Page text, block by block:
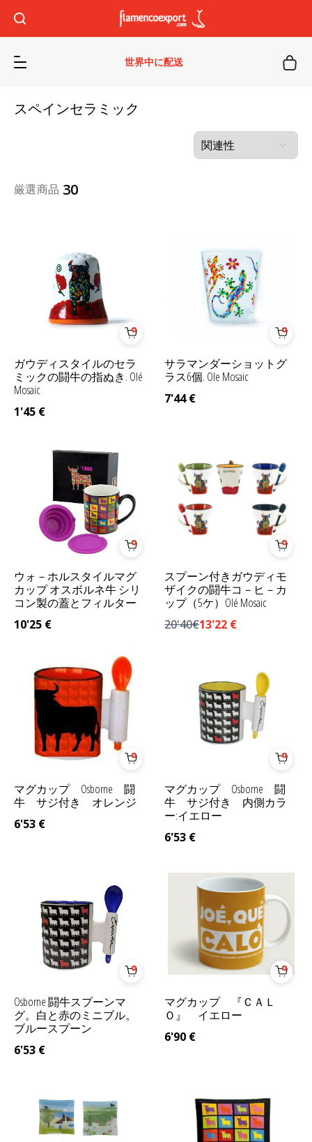
世界中に配送
スペインセラミック
厳選商品 30
ガウディスタイルのセラ
ミックの闘牛の指ぬき. Olé
Mosaic
1'45 €
サラマンダーショットグ
ラス6個. Ole Mosaic
7'44€
ウォ－ホルスタイルマグ
カップ オスボルネ牛 シリ
コン製の蓋とフィルター
10'25 €
スプーン付きガウディモ
ザイクの闘牛コ－ヒ－カ
ップ（5ケ）Olé Mosaic
20'40€13'22 €
マグカップ Osborne 闘
牛 サジ付き オレンジ
6'53 €
マグカップ Osborne 闘
牛 サジ付き 内側カラ
ー:イエロー
6'53 €
Osborne 闘牛スプーンマ
グ。白と赤のミニブル。
ブルースプーン
6'53 €
マグカップ 『ＣＡＬ
Ｏ』 イエロー
6'90 €